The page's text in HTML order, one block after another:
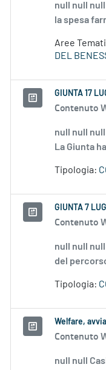
null null
la spesa
Aree
DEL
GIUNTA 17
Contenuto
null null
La Giunta
Tipologia:
GIUNTA 7
Contenuto
null null null
del
Tipologia:
Welfare,
Contenuto
null null